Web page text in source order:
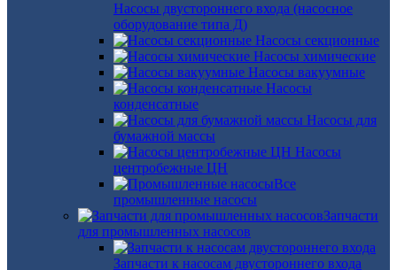
Насосы двустороннего входа (насосное
оборудование типа Д)
Насосы секционные
Насосы химические
Насосы вакуумные
Насосы
конденсатные
Насосы для
бумажной массы
Насосы
центробежные ЦН
Все
промышленные насосы
Запчасти
для промышленных насосов
Запчасти к насосам двустороннего входа